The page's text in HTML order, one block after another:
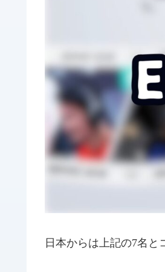
日本からは上記の7名と